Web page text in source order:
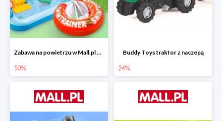
Zabawa na powietrzu w Mall.pl do -50%
50%
Buddy Toys traktor z naczepą
24%